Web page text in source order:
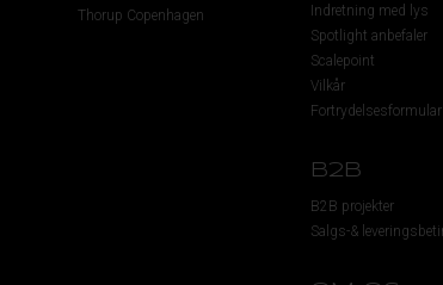
Thorup Copenhagen
Indretning med lys
Spotlight anbefaler
Scalepoint
Vilkår
Fortrydelsesformular
B2B
B2B projekter
Salgs-&